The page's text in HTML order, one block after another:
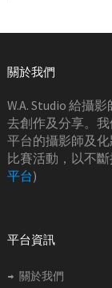
關於我們
W.A. Studio 給攝
去創作及分享。
平台的攝影師及
比賽活動，以不
平台)
平台資訊
關於我們